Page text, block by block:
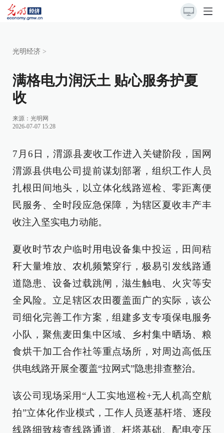
光明经济 >
满格电力润沃土 贴心服务护夏
收
来源： 光明网
2026-07-07 15:28
7月6日，渭源县麦收工作进入关键阶段，国网
渭源县供电公司提前谋划部署，组织工作人员
扎根田间地头，以立体化线路巡检、零距离便
民服务、全时段应急保障，为辖区夏收丰产丰
收注入坚实电力动能。
夏收时节农户临时用电设备集中投运，田间秸
秆大量堆放、农机频繁穿行，极易引发线路通
道隐患、设备过载跳闸，滋生触电、火灾等安
全风险。立足辖区农田覆盖面广的实际，该公
司细化完善工作方案，组建多支专项保电服务
小队，聚焦麦田集中区域、乡村集中晒场、粮
食烘干加工合作社等重点场所，对周边高低压
供电线路开展全覆盖“拉网式”隐患排查整治。
该公司现场采用“人工实地巡检+无人机高空航
拍”立体化作业模式，工作人员逐基杆塔、逐段
线路细致核查线路通道、杆塔基础、配电变压